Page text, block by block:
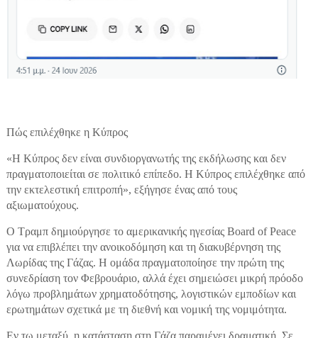
Πώς επιλέχθηκε η Κύπρος
«Η Κύπρος δεν είναι συνδιοργανωτής της εκδήλωσης και δεν
πραγματοποιείται σε πολιτικό επίπεδο. Η Κύπρος επιλέχθηκε από
την εκτελεστική επιτροπή», εξήγησε ένας από τους
αξιωματούχους.
Ο Τραμπ δημιούργησε το αμερικανικής ηγεσίας Board of Peace
για να επιβλέπει την ανοικοδόμηση και τη διακυβέρνηση της
Λωρίδας της Γάζας. Η ομάδα πραγματοποίησε την πρώτη της
συνεδρίαση τον Φεβρουάριο, αλλά έχει σημειώσει μικρή πρόοδο
λόγω προβλημάτων χρηματοδότησης, λογιστικών εμποδίων και
ερωτημάτων σχετικά με τη διεθνή και νομική της νομιμότητα.
Εν τω μεταξύ, η κατάσταση στη Γάζα παραμένει δραματική. Σε